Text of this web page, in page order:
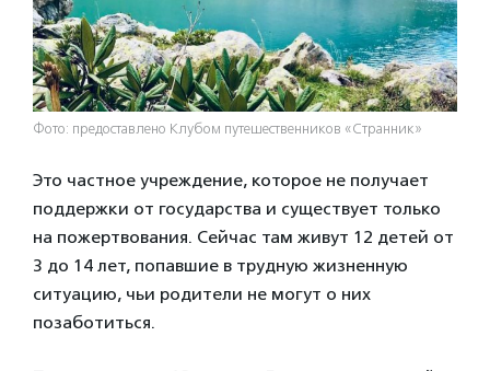
Фото: предоставлено Клубом путешественников «Странник»
Это частное учреждение, которое не получает
поддержки от государства и существует только
на пожертвования. Сейчас там живут 12 детей от
3 до 14 лет, попавшие в трудную жизненную
ситуацию, чьи родители не могут о них
позаботиться.